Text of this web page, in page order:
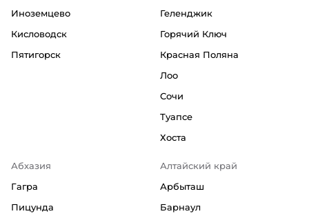
Иноземцево
Кисловодск
Пятигорск
Геленджик
Горячий Ключ
Красная Поляна
Лоо
Сочи
Туапсе
Хоста
Абхазия
Гагра
Пицунда
Алтайский край
Арбыташ
Барнаул